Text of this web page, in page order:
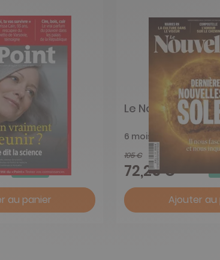
-62%
au panier
Le Nouvel Obs
6 mois
195 €
72,25 €
Ajouter au